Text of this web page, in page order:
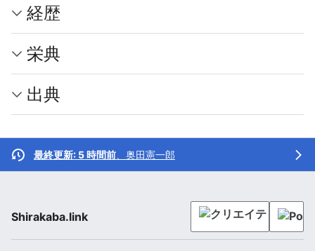
経歴
栄典
出典
最終更新: 5 時間前 奥田憲一郎
Shirakaba.link